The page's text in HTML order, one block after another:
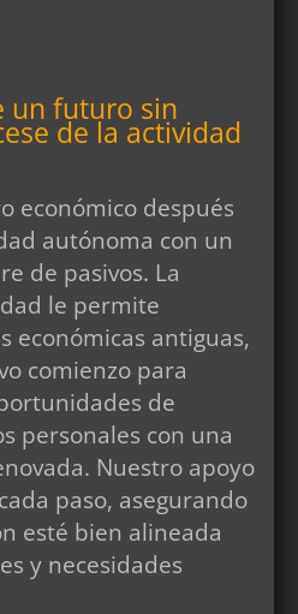
un futuro sin
de la actividad
económico después
autónoma con un
de pasivos. La
le permite
económicas antiguas,
comienzo para
de
personales con una
Nuestro apoyo
paso, asegurando
esté bien alineada
y necesidades